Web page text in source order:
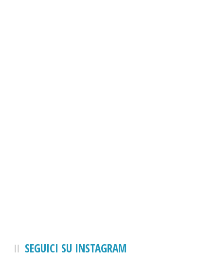
SEGUICI SU INSTAGRAM